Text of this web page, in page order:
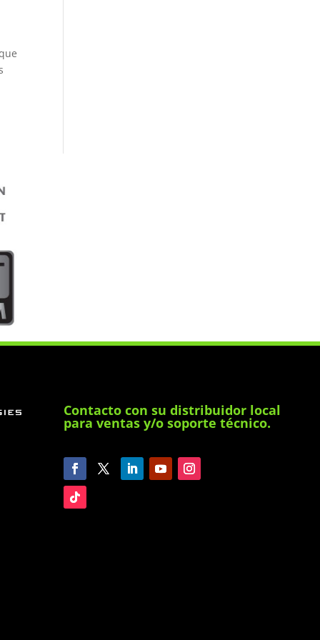
Contacto con su distribuidor local
para ventas y/o soporte técnico.